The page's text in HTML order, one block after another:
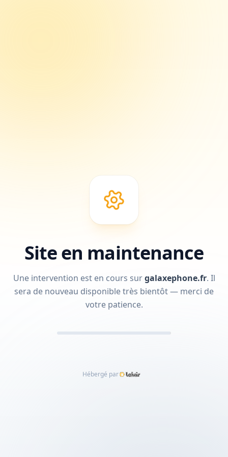
Site en maintenance
Une intervention est en cours surgalaxephone.fr. Il
sera de nouveau disponible très bientôt — merci de
votre patience.
Hébergé par